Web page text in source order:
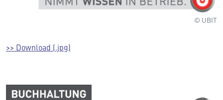
© UBIT
>> Download (.jpg)